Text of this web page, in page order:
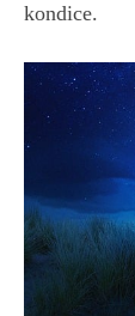
kondice.